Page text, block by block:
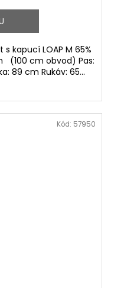
kapucí LOAP M 65%
(100 cm obvod) Pas:
cm Rukáv: 65...
Kód: 57950